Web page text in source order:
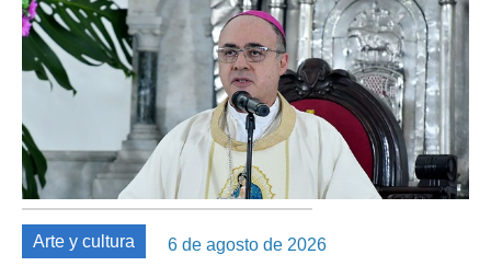
Arte y cultura
6 de agosto de 2026